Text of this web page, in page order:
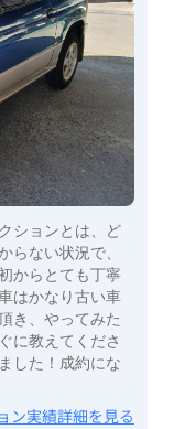
ションとは、ど
らない状況で、
からとても丁寧
はかなり古い車
き、やってみた
に教えてくださ
した！成約にな
ン実績詳細を見る